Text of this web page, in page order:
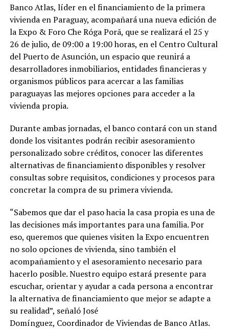
Banco Atlas, líder en el financiamiento de la primera
vivienda en Paraguay, acompañará una nueva edición de
la Expo & Foro Che Róga Porã, que se realizará el 25 y
26 de julio, de 09:00 a 19:00 horas, en el Centro Cultural
del Puerto de Asunción, un espacio que reunirá a
desarrolladores inmobiliarios, entidades financieras y
organismos públicos para acercar a las familias
paraguayas las mejores opciones para acceder a la
vivienda propia.
Durante ambas jornadas, el banco contará con un stand
donde los visitantes podrán recibir asesoramiento
personalizado sobre créditos, conocer las diferentes
alternativas de financiamiento disponibles y resolver
consultas sobre requisitos, condiciones y procesos para
concretar la compra de su primera vivienda.
“Sabemos que dar el paso hacia la casa propia es una de
las decisiones más importantes para una familia. Por
eso, queremos que quienes visiten la Expo encuentren
no solo opciones de vivienda, sino también el
acompañamiento y el asesoramiento necesario para
hacerlo posible. Nuestro equipo estará presente para
escuchar, orientar y ayudar a cada persona a encontrar
la alternativa de financiamiento que mejor se adapte a
su realidad”, señaló José
Domínguez, Coordinador de Viviendas de Banco Atlas.